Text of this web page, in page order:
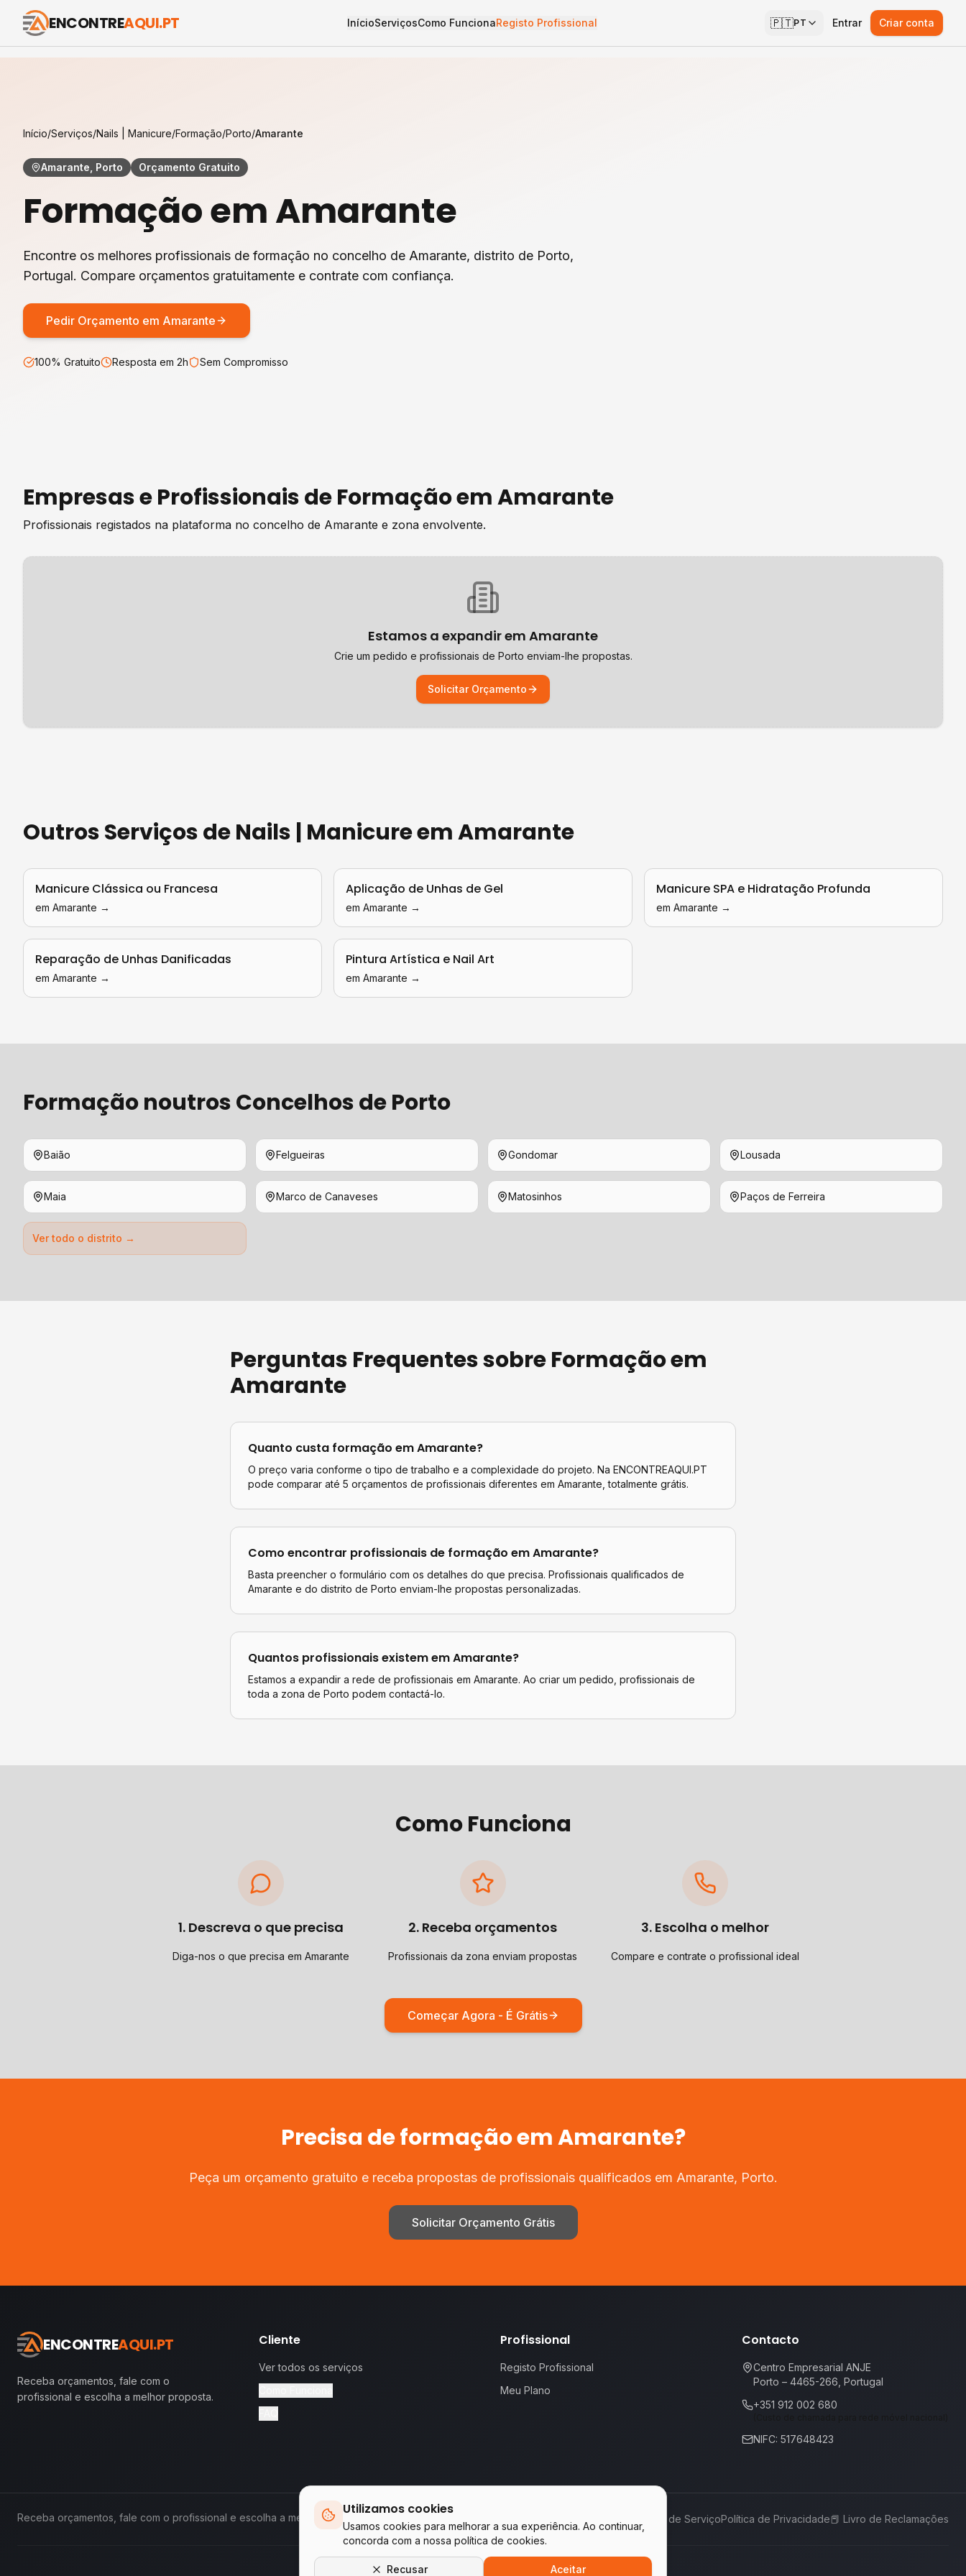
Utilizamos cookies
Usamos cookies para melhorar a sua experiência. Ao continuar,
concorda com a nossa política de cookies.
Recusar Aceitar
ENCONTREAQUI.PT InícioServiçosComo FuncionaRegisto Profissional 🇵🇹PT Entrar Criar conta
Início/Serviços/Nails | Manicure/Formação/Porto/Amarante
Amarante, Porto Orçamento Gratuito
FormaçãoemAmarante
Encontre os melhores profissionais de formação no concelho de Amarante, distrito de Porto,
Portugal. Compare orçamentos gratuitamente e contrate com confiança.
Pedir Orçamento em Amarante
100% Gratuito Resposta em 2h Sem Compromisso
Empresas e Profissionais deFormaçãoemAmarante
Profissionais registados na plataforma no concelho de Amarante e zona envolvente.
Estamos a expandir em Amarante
Crie um pedido e profissionais de Porto enviam-lhe propostas.
Solicitar Orçamento
Outros Serviços deNails | ManicureemAmarante
Manicure Clássica ou Francesa
em Amarante →
Aplicação de Unhas de Gel
em Amarante →
Manicure SPA e Hidratação Profunda
em Amarante →
Reparação de Unhas Danificadas
em Amarante →
Pintura Artística e Nail Art
em Amarante →
Formaçãonoutros Concelhos dePorto
Baião Felgueiras Gondomar Lousada
Maia Marco de Canaveses Matosinhos Paços de Ferreira
Ver todo o distrito →
Perguntas Frequentes sobreFormaçãoem
Amarante
Quanto custa formação emAmarante?
O preço varia conforme o tipo de trabalho e a complexidade do projeto. Na ENCONTREAQUI.PT
pode comparar até 5 orçamentos de profissionais diferentes em Amarante , totalmente grátis.
Como encontrar profissionais de formação emAmarante?
Basta preencher o formulário com os detalhes do que precisa. Profissionais qualificados de
Amarante e do distrito de Porto enviam-lhe propostas personalizadas.
Quantos profissionais existem emAmarante?
Estamos a expandir a rede de profissionais em Amarante. Ao criar um pedido, profissionais de
toda a zona de Porto podem contactá-lo.
Como Funciona
1. Descreva o que precisa
Diga-nos o que precisa em Amarante
2. Receba orçamentos
Profissionais da zona enviam propostas
3. Escolha o melhor
Compare e contrate o profissional ideal
Começar Agora - É Grátis
Precisa deformaçãoemAmarante?
Peça um orçamento gratuito e receba propostas de profissionais qualificados em Amarante, Porto.
Solicitar Orçamento Grátis
ENCONTREAQUI.PT
Receba orçamentos, fale com o
profissional e escolha a melhor proposta.
Cliente
Ver todos os serviços
Profissional
Registo Profissional
Meu Plano
Contacto
Centro Empresarial ANJE
Porto – 4465-266, Portugal
+351 912 002 680
NIFC: 517648423
Receba orçamentos, fale com o profissional e escolha a melhor proposta. Termos de ServiçoPolítica de Privacidade📕 Livro de Reclamações
Empresas do grupo WA Tecnologia & Serviços